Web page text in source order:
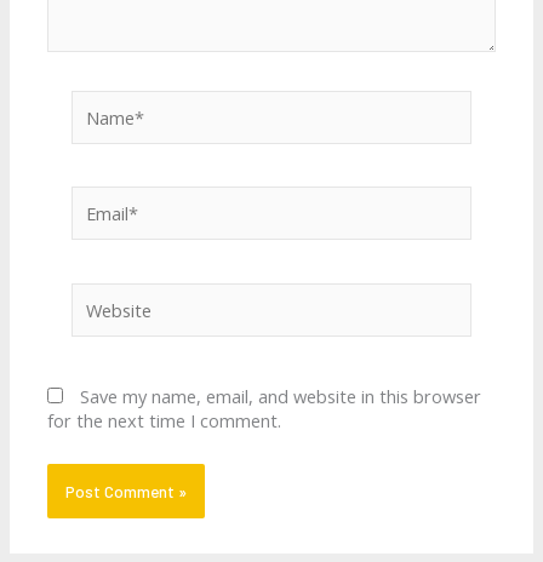
Save my name, email, and website in this browser
for the next time I comment.